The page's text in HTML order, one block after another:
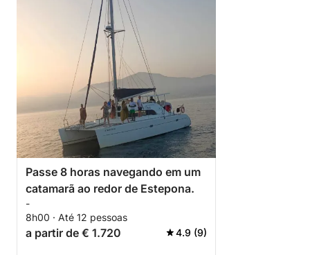
Passe 8 horas navegando em um
catamarã ao redor de Estepona.
-
8h00 · Até 12 pessoas
a partir de € 1.720 4.9 (9)